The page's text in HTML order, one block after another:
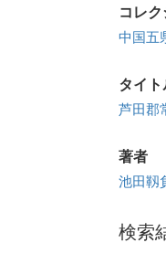
コレ
中国五
タイ
芦田郡
著者
池田靱
検索